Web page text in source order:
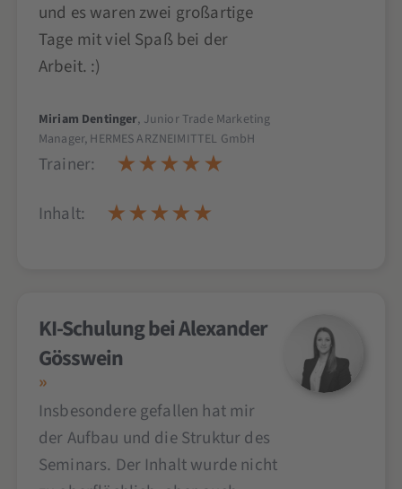
und es waren zwei großartige
Tage mit viel Spaß bei der
Arbeit. :)
Miriam Dentinger, Junior Trade Marketing
Manager, HERMES ARZNEIMITTEL GmbH
Trainer:
Inhalt:
KI-Schulung bei Alexander
Gösswein
Insbesondere gefallen hat mir
der Aufbau und die Struktur des
Seminars. Der Inhalt wurde nicht